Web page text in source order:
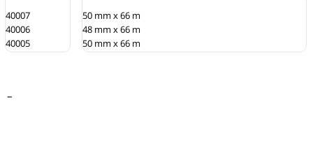
40007
40006
40005
50 mm x 66 m
48 mm x 66 m
50 mm x 66 m
–